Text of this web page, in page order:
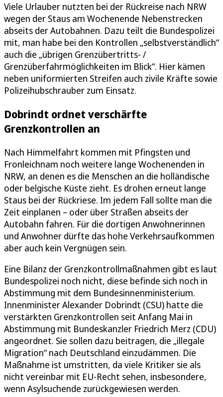
Viele Urlauber nutzten bei der Rückreise nach NRW
wegen der Staus am Wochenende Nebenstrecken
abseits der Autobahnen. Dazu teilt die Bundespolizei
mit, man habe bei den Kontrollen „selbstverständlich“
auch die „übrigen Grenzübertritts- /
Grenzüberfahrmöglichkeiten im Blick“. Hier kämen
neben uniformierten Streifen auch zivile Kräfte sowie
Polizeihubschrauber zum Einsatz.
Dobrindt ordnet verschärfte
Grenzkontrollen an
Nach Himmelfahrt kommen mit Pfingsten und
Fronleichnam noch weitere lange Wochenenden in
NRW, an denen es die Menschen an die holländische
oder belgische Küste zieht. Es drohen erneut lange
Staus bei der Rückriese. Im jedem Fall sollte man die
Zeit einplanen – oder über Straßen abseits der
Autobahn fahren. Für die dortigen Anwohnerinnen
und Anwohner dürfte das hohe Verkehrsaufkommen
aber auch kein Vergnügen sein.
Eine Bilanz der Grenzkontrollmaßnahmen gibt es laut
Bundespolizei noch nicht, diese befinde sich noch in
Abstimmung mit dem Bundesinnenministerium.
Innenminister Alexander Dobrindt (CSU) hatte die
verstärkten Grenzkontrollen seit Anfang Mai in
Abstimmung mit Bundeskanzler Friedrich Merz (CDU)
angeordnet. Sie sollen dazu beitragen, die „illegale
Migration“ nach Deutschland einzudämmen. Die
Maßnahme ist umstritten, da viele Kritiker sie als
nicht vereinbar mit EU-Recht sehen, insbesondere,
wenn Asylsuchende zurückgewiesen werden.